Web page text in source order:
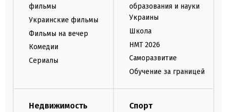
фильмы
Украинские фильмы
Фильмы на вечер
Комедии
Сериалы
образования и науки
Украины
Школа
НМТ 2026
Саморазвитие
Обучение за границей
Недвижимость Спорт